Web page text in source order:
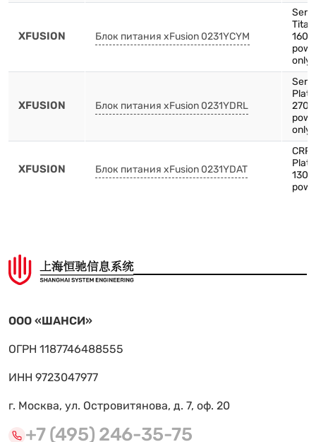
XFUSION Блок питания xFusion 0231YCYM
only
XFUSION Блок питания xFusion 0231YDRL
only
XFUSION Блок питания xFusion 0231YDAT
ООО «ШАНСИ»
ОГРН 1187746488555
ИНН 9723047977
г. Москва, ул. Островитянова, д. 7, оф. 20
+7 (495) 246-35-75